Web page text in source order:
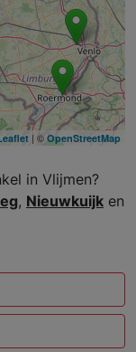
| © OpenStreetMap
in Vlijmen?
, Nieuwkuijk en